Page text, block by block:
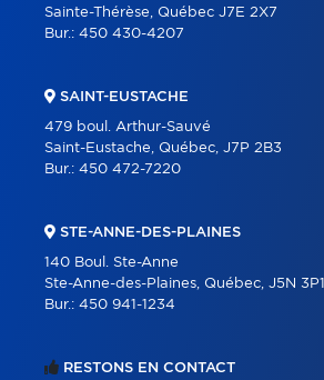
RESTONS EN CONTACT
Sainte-Thérèse, Québec J7E 2X7
Bur.: 450 430-4207
SAINT-EUSTACHE
479 boul. Arthur-Sauvé
Saint-Eustache, Québec, J7P 2B3
Bur.: 450 472-7220
STE-ANNE-DES-PLAINES
140 Boul. Ste-Anne
Ste-Anne-des-Plaines, Québec, J5N 3P1
Bur.: 450 941-1234